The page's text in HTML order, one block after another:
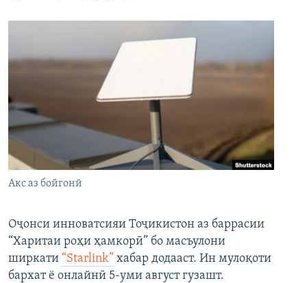
Акс аз бойгонӣ
Оҷонси инноватсияи Тоҷикистон аз баррасии
“Харитаи роҳи ҳамкорӣ” бо масъулони
ширкати “Starlink” хабар додааст. Ин мулоқоти
бархат ё онлайнӣ 5-уми август гузашт.